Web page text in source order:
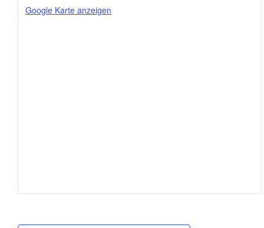
Google Karte anzeigen